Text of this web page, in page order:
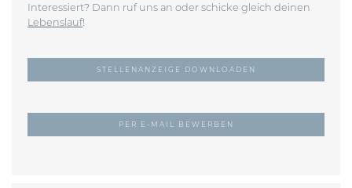
Interessiert? Dann ruf uns an oder schicke gleich deinen
Lebenslauf!
STELLENANZEIGE DOWNLOADEN
PER E-MAIL BEWERBEN